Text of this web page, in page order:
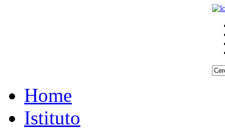
Home
Istituto